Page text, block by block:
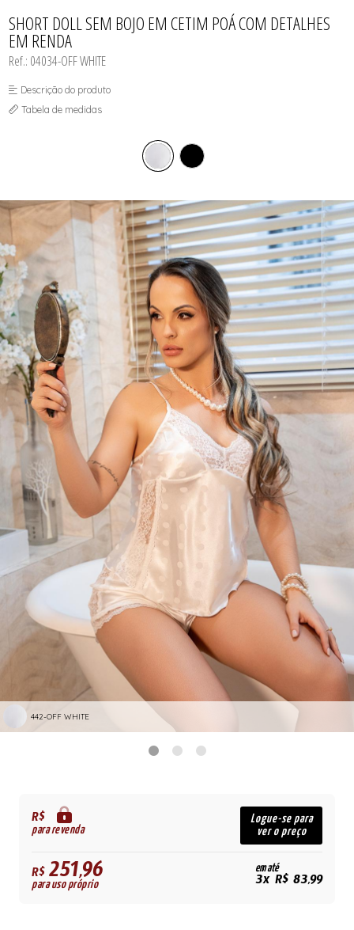
POLICIAIS
PRETAS
MEIAS
CONJUNTOS
CORPETES, ESPARTILHOS E
CORSELETS
FANTASIAS
SHORT DOLL SEM BOJO EM CETIM POÁ COM DETALHES
EM RENDA
Ref.: 04034-OFF WHITE
Descrição do produto
Tabela de medidas
442-OFF WHITE
R$
para revenda
Logue-se para
ver o preço
R$251,96
para uso próprio
em até
3x R$ 83,99